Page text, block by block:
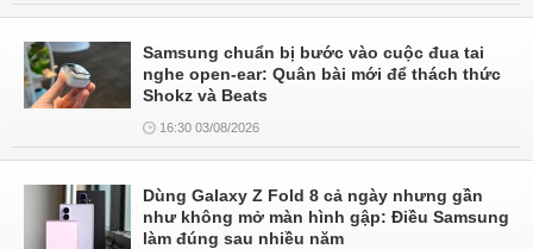
Samsung chuẩn bị bước vào cuộc đua tai
nghe open-ear: Quân bài mới để thách thức
Shokz và Beats
16:30 03/08/2026
Dùng Galaxy Z Fold 8 cả ngày nhưng gần
như không mở màn hình gập: Điều Samsung
làm đúng sau nhiều năm